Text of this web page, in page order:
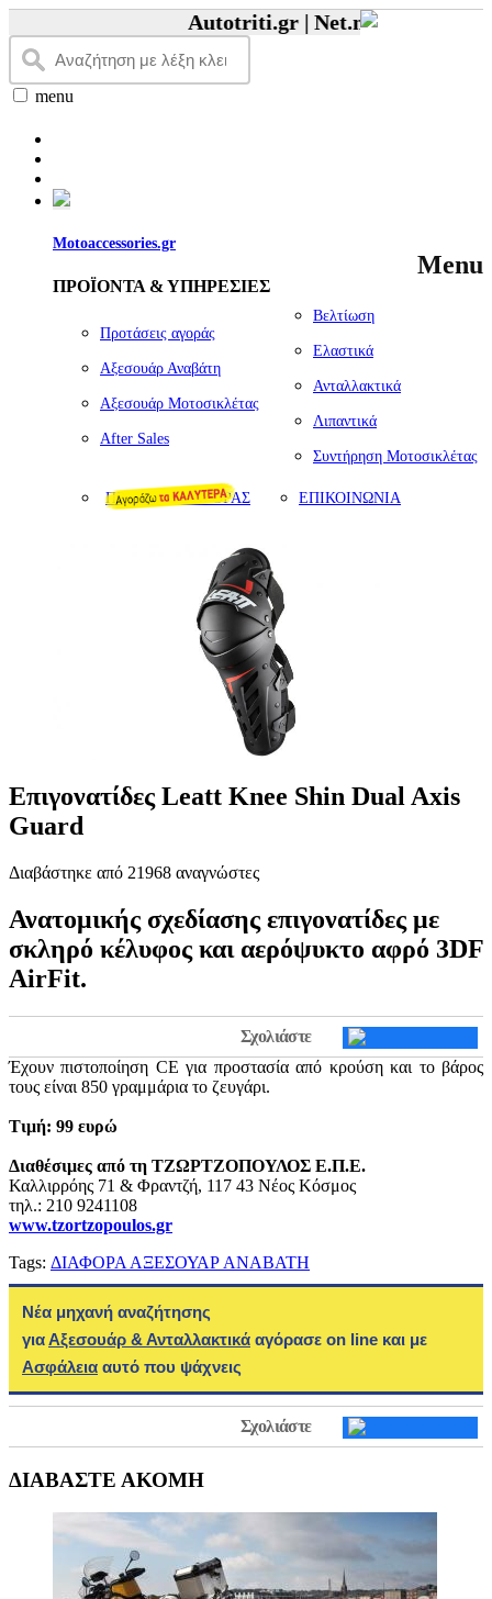
Autotriti.gr | Net.mototriti.gr |
menu
Menu
Motoaccessories.gr
ΠΡΟΪΟΝΤΑ & ΥΠΗΡΕΣΙΕΣ
Προτάσεις αγοράς
Αξεσουάρ Αναβάτη
Αξεσουάρ Μοτοσικλέτας
Αfter Sales
Βελτίωση
Ελαστικά
Ανταλλακτικά
Λιπαντικά
Συντήρηση Μοτοσικλέτας
ΠΡΟΤΑΣΕΙΣ ΑΓΟΡΑΣ ΕΠΙΚΟΙΝΩΝΙΑ
Επιγονατίδες Leatt Knee Shin Dual Axis
Guard
Διαβάστηκε από 21968 αναγνώστες
Ανατομικής σχεδίασης επιγονατίδες με
σκληρό κέλυφος και αερόψυκτο αφρό 3DF
AirFit.
Σχολιάστε
Έχουν πιστοποίηση CE για προστασία από κρούση και το βάρος
τους είναι 850 γραμμάρια το ζευγάρι.
Τιμή: 99 ευρώ
Διαθέσιμες από τη ΤΖΩΡΤΖΟΠΟΥΛΟΣ Ε.Π.Ε.
Καλλιρρόης 71 & Φραντζή, 117 43 Νέος Κόσμος
τηλ.: 210 9241108
www.tzortzopoulos.gr
Tags: ΔΙΑΦΟΡΑ ΑΞΕΣΟΥΑΡ ΑΝΑΒΑΤΗ
Νέα μηχανή αναζήτησης
γιαΑξεσουάρ & Ανταλλακτικά αγόρασε on line και με
Ασφάλεια αυτό που ψάχνεις
Σχολιάστε
ΔΙΑΒΑΣΤΕ ΑΚΟΜΗ